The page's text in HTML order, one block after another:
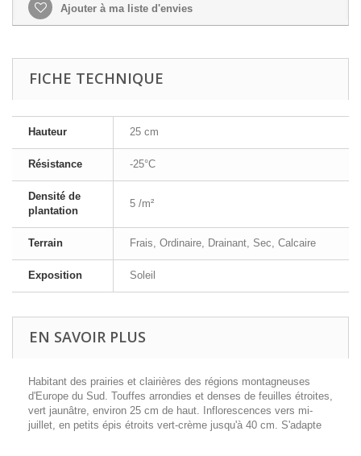
Ajouter à ma liste d'envies
FICHE TECHNIQUE
Hauteur 25 cm
Résistance -25°C
Densité de
plantation
5 /m²
Terrain Frais, Ordinaire, Drainant, Sec, Calcaire
Exposition Soleil
EN SAVOIR PLUS
Habitant des prairies et clairières des régions montagneuses
d'Europe du Sud. Touffes arrondies et denses de feuilles étroites,
vert jaunâtre, environ 25 cm de haut. Inflorescences vers mi-
juillet, en petits épis étroits vert-crème jusqu'à 40 cm. S'adapte